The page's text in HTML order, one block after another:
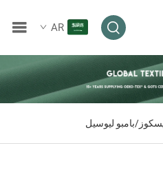
AR
بامبو ليوسيل